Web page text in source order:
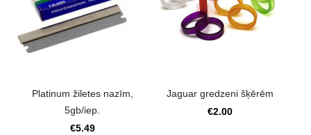
Platinum žiletes nazīm,
5gb/iep.
€5.49
Jaguar gredzeni šķērēm
€2.00